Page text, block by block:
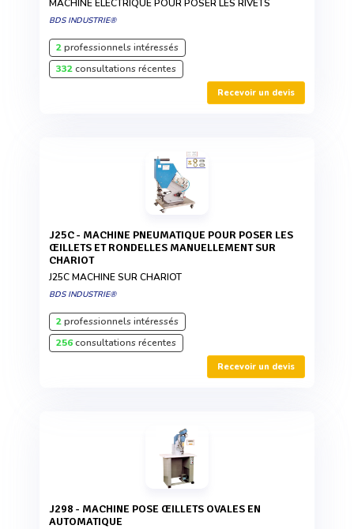
MACHINE ELECTRIQUE POUR POSER LES RIVETS
BDS INDUSTRIE®
2professionnels intéressés
332consultations récentes
Recevoir un devis
J25C - MACHINE PNEUMATIQUE POUR POSER LES
ŒILLETS ET RONDELLES MANUELLEMENT SUR
CHARIOT
J25C MACHINE SUR CHARIOT
BDS INDUSTRIE®
2professionnels intéressés
256consultations récentes
Recevoir un devis
J298 - MACHINE POSE ŒILLETS OVALES EN
AUTOMATIQUE